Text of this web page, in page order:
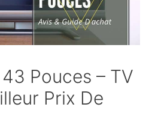
Pouces – TV
Prix De